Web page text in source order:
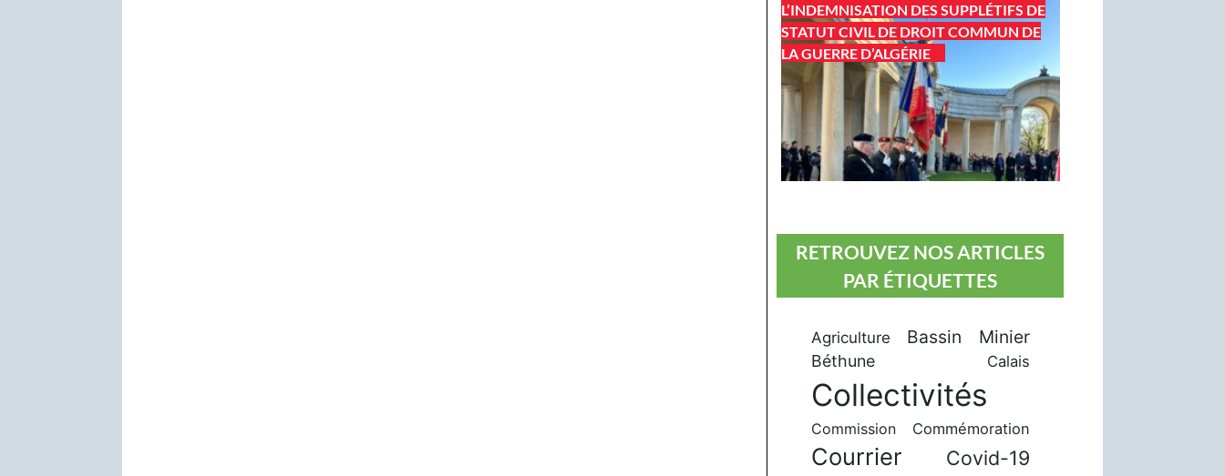
L’INDEMNISATION DES SUPPLÉTIFS DE
STATUT CIVIL DE DROIT COMMUN DE
LA GUERRE D’ALGÉRIE
RETROUVEZ NOS ARTICLES
PAR ÉTIQUETTES
Agriculture Bassin Minier
Béthune Calais
Collectivités
Commission Commémoration
Courrier Covid-19